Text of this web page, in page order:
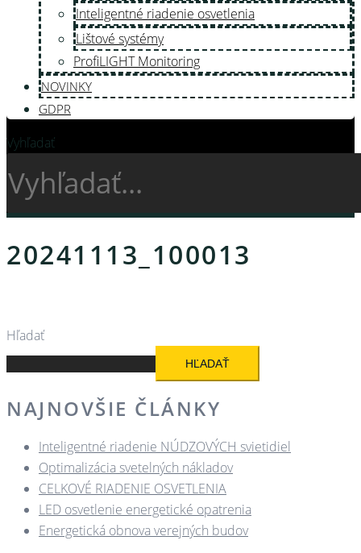
Inteligentné riadenie osvetlenia
Lištové systémy
ProfiLIGHT Monitoring
NOVINKY
GDPR
Vyhľadať
20241113_100013
Hľadať
HĽADAŤ
NAJNOVŠIE ČLÁNKY
Inteligentné riadenie NÚDZOVÝCH svietidiel
Optimalizácia svetelných nákladov
CELKOVÉ RIADENIE OSVETLENIA
LED osvetlenie energetické opatrenia
Energetická obnova verejných budov